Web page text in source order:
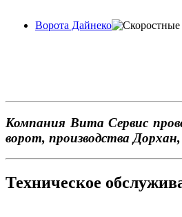
Ворота Дайнеко
Компания Вита Сервис
ворот, производства
Техническое